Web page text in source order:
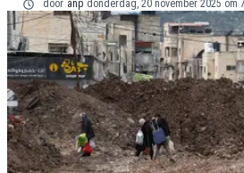
door anp donderdag, 20 november 2025 om